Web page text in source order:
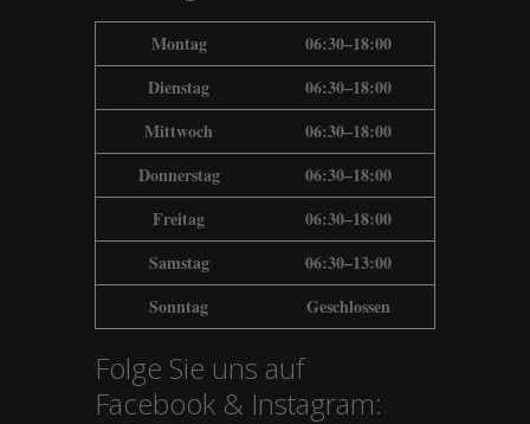
Montag
06:30–18:00
Dienstag
06:30–18:00
Mittwoch
06:30–18:00
Donnerstag
06:30–18:00
Freitag
06:30–18:00
Samstag
06:30–13:00
Sonntag
Geschlossen
Folge Sie uns auf
Facebook & Instagram: